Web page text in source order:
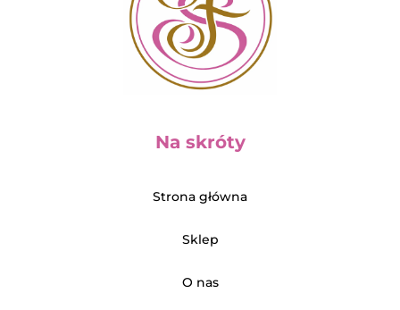
Na skróty
Strona główna
Sklep
O nas